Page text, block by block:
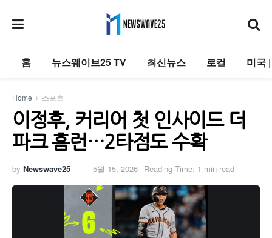
홈 뉴스웨이브25 TV 최신뉴스 로컬 미국
Home 스포츠
이정후, 커리어 첫 인사이드 더
파크 홈런…2타점도 수확
by Newswave25 5월 15, 2026 Reading Time: 1 min read